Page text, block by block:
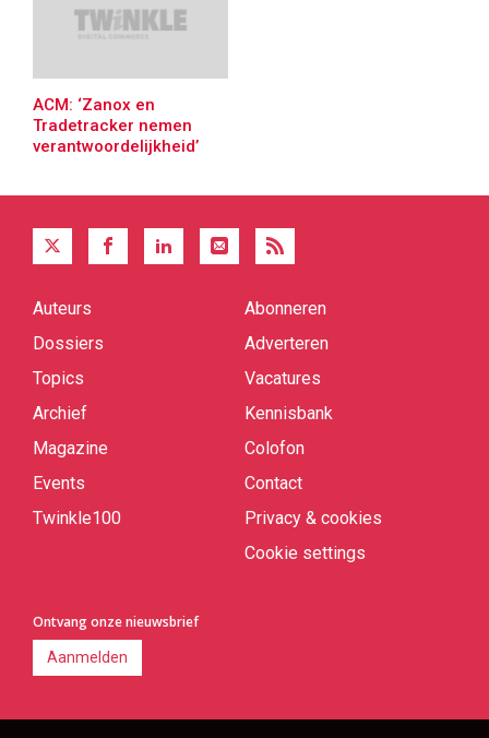
ACM: ‘Zanox en
Tradetracker nemen
verantwoordelijkheid’
Quick
Auteurs
Dossiers
Topics
Archief
Magazine
Events
Twinkle100
Abonneren
Adverteren
Vacatures
Kennisbank
Colofon
Contact
Privacy & cookies
Cookie settings
Ontvang onze nieuwsbrief
Aanmelden